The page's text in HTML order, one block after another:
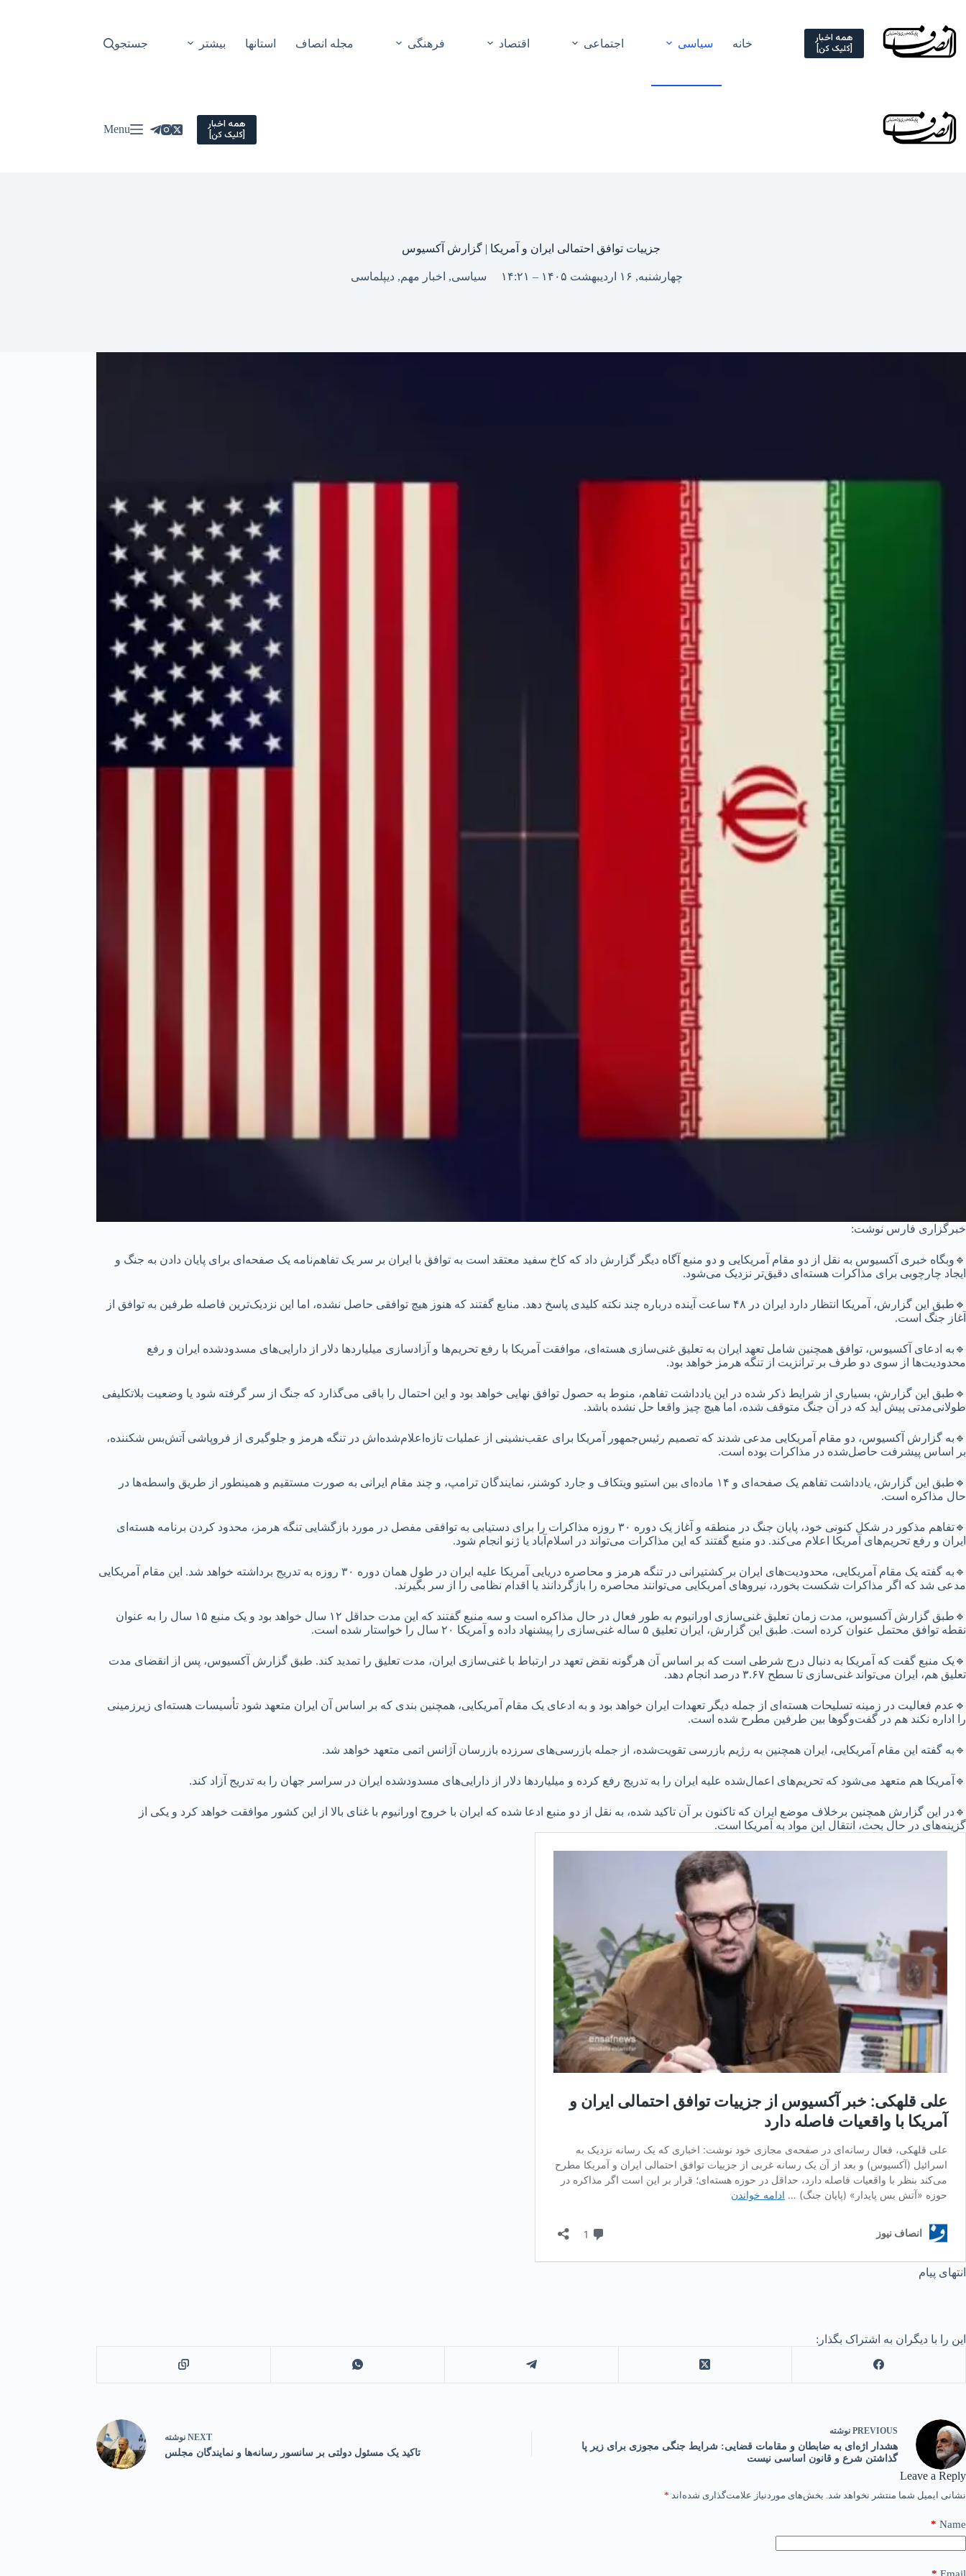
content
همه اخبار
[کلیک کن] خانه سیاسی اجتماعی اقتصاد فرهنگی مجله انصاف استانها بیشتر جستجو
همه اخبار
[کلیک کن] Menu
جزییات توافق احتمالی ایران و آمریکا | گزارش آکسیوس
چهارشنبه, ۱۶ اردیبهشت ۱۴۰۵ – ۱۴:۲۱ سیاسی, اخبار مهم, دیپلماسی
خبرگزاری فارس نوشت:
🔹وبگاه خبری آکسیوس به نقل از دو مقام آمریکایی و دو منبع آگاه دیگر گزارش داد که کاخ سفید معتقد است به توافق با ایران بر سر یک تفاهم‌نامه یک صفحه‌ای برای پایان دادن به جنگ و
ایجاد چارچوبی برای مذاکرات هسته‌ای دقیق‌تر نزدیک می‌شود.
🔹طبق این گزارش، آمریکا انتظار دارد ایران در ۴۸ ساعت آینده درباره چند نکته کلیدی پاسخ دهد. منابع گفتند که هنوز هیچ توافقی حاصل نشده، اما این نزدیک‌ترین فاصله طرفین به توافق از
آغاز جنگ است‌.
🔹به ادعای آکسیوس، توافق همچنین شامل تعهد ایران به تعلیق غنی‌سازی هسته‌ای، موافقت آمریکا با رفع تحریم‌ها و آزادسازی میلیاردها دلار از دارایی‌های مسدودشده ایران و رفع
محدودیت‌ها از سوی دو طرف بر ترانزیت از تنگه هرمز خواهد بود.
🔹طبق این گزارش، بسیاری از شرایط ذکر شده در این یادداشت تفاهم، منوط به حصول توافق نهایی خواهد بود و این احتمال را باقی می‌گذارد که جنگ از سر گرفته شود یا وضعیت بلاتکلیفی
طولانی‌مدتی پیش آید که در آن جنگ متوقف شده، اما هیچ چیز واقعا حل نشده باشد.
🔹به گزارش آکسیوس، دو مقام آمریکایی مدعی شدند که تصمیم رئیس‌جمهور آمریکا برای عقب‌نشینی از عملیات تازه‌اعلام‌شده‌اش در تنگه هرمز و جلوگیری از فروپاشی آتش‌بس شکننده،
بر اساس پیشرفت حاصل‌شده در مذاکرات بوده است.
🔹طبق این گزارش، یادداشت تفاهم یک صفحه‌ای و ۱۴ ماده‌ای بین استیو ویتکاف و جارد کوشنر، نمایندگان ترامپ، و چند مقام ایرانی به صورت مستقیم و همینطور از طریق واسطه‌ها در
حال مذاکره است.
🔹تفاهم مذکور در شکل کنونی خود، پایان جنگ در منطقه و آغاز یک دوره ۳۰ روزه مذاکرات را برای دستیابی به توافقی مفصل در مورد بازگشایی تنگه هرمز، محدود کردن برنامه هسته‌ای
ایران و رفع تحریم‌های آمریکا اعلام می‌کند. دو منبع گفتند که این مذاکرات می‌تواند در اسلام‌آباد یا ژنو انجام شود.
🔹به گفته یک مقام آمریکایی، محدودیت‌های ایران بر کشتیرانی در تنگه هرمز و محاصره دریایی آمریکا علیه ایران در طول همان دوره ۳۰ روزه به تدریج برداشته خواهد شد. این مقام آمریکایی
مدعی شد که اگر مذاکرات شکست بخورد، نیروهای آمریکایی می‌توانند محاصره را بازگردانند یا اقدام نظامی را از سر بگیرند.
🔹طبق گزارش آکسیوس، مدت زمان تعلیق غنی‌سازی اورانیوم به طور فعال در حال مذاکره است و سه منبع گفتند که این مدت حداقل ۱۲ سال خواهد بود و یک منبع ۱۵ سال را به عنوان
نقطه توافق محتمل عنوان کرده است. طبق این گزارش، ایران تعلیق ۵ ساله غنی‌سازی را پیشنهاد داده و آمریکا ۲۰ سال را خواستار شده است.
🔹یک منبع گفت که آمریکا به دنبال درج شرطی است که بر اساس آن هرگونه نقض تعهد در ارتباط با غنی‌سازی ایران، مدت تعلیق را تمدید کند. طبق گزارش آکسیوس، پس از انقضای مدت
تعلیق هم، ایران می‌تواند غنی‌سازی تا سطح ۳.۶۷ درصد انجام دهد.
🔹عدم فعالیت در زمینه تسلیحات هسته‌ای از جمله دیگر تعهدات ایران خواهد بود و به ادعای یک مقام آمریکایی، همچنین بندی که بر اساس آن ایران متعهد شود تأسیسات هسته‌ای زیرزمینی
را اداره نکند هم در گفت‌وگوها بین طرفین مطرح شده است.
🔹به گفته این مقام آمریکایی، ایران همچنین به رژیم بازرسی تقویت‌شده، از جمله بازرسی‌های سرزده بازرسان آژانس اتمی متعهد خواهد شد.
🔹آمریکا هم متعهد می‌شود که تحریم‌های اعمال‌شده علیه ایران را به تدریج رفع کرده و میلیاردها دلار از دارایی‌های مسدودشده ایران در سراسر جهان را به تدریج آزاد کند.
🔹در این گزارش همچنین برخلاف موضع ایران که تاکنون بر آن تاکید شده، به نقل از دو منبع ادعا شده که ایران با خروج اورانیوم با غنای بالا از این کشور موافقت خواهد کرد و یکی از
گزینه‌های در حال بحث، انتقال این مواد به آمریکا است.
انتهای پیام
این را با دیگران به اشتراک بگذار:
PREVIOUS نوشته
هشدار اژه‌ای به ضابطان و مقامات قضایی: شرایط جنگی مجوزی برای زیر پا
گذاشتن شرع و قانون اساسی نیست
NEXT نوشته
تاکید یک مسئول دولتی بر سانسور رسانه‌ها و نمایندگان مجلس
Leave a Reply
نشانی ایمیل شما منتشر نخواهد شد. بخش‌های موردنیاز علامت‌گذاری شده‌اند *
Name
*